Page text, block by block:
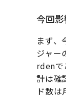
今回
まず
ジャー
rdenで
計は確
ド数は